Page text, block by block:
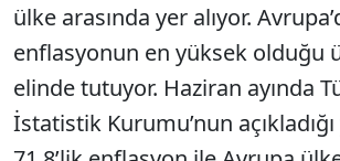
ülke arasında yer alıyor.
enflasyonun en yüksek olduğu
elinde tutuyor. Haziran ayında
İstatistik Kurumu’nun açıkladığı